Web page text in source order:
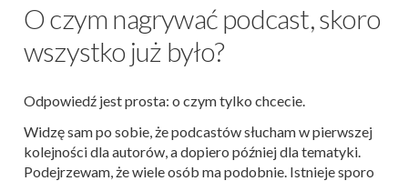
O czym nagrywać podcast, skoro
wszystko już było?
Odpowiedź jest prosta: o czym tylko chcecie.
Widzę sam po sobie, że podcastów słucham w pierwszej
kolejności dla autorów, a dopiero później dla tematyki.
Podejrzewam, że wiele osób ma podobnie. Istnieje sporo